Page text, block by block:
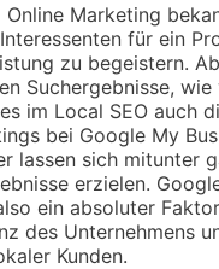
Online Marketing
für ein
zu begeistern.
Suchergebnisse, wie
im Local SEO auch
bei Google My
lassen sich mitunter
erzielen.
ein absoluter
des Unternehmens
Kunden.